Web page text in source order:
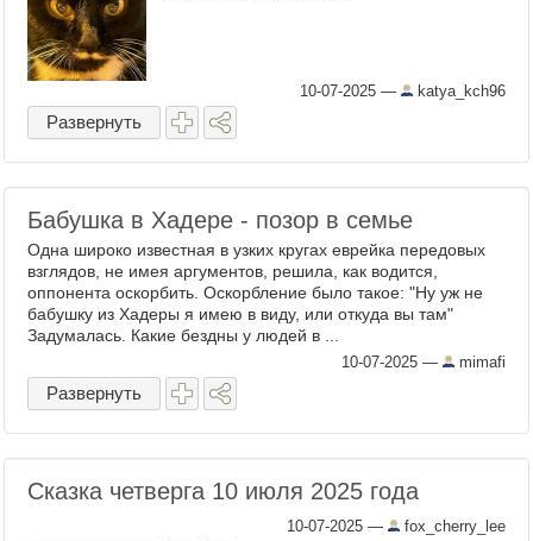
10-07-2025 — katya_kch96
Развернуть
Бабушка в Хадере - позор в семье
Одна широко известная в узких кругах еврейка передовых
взглядов, не имея аргументов, решила, как водится,
оппонента оскорбить. Оскорбление было такое: "Ну уж не
бабушку из Хадеры я имею в виду, или откуда вы там"
Задумалась. Какие бездны у людей в ...
10-07-2025 — mimafi
Развернуть
Сказка четверга 10 июля 2025 года
10-07-2025 — fox_cherry_lee